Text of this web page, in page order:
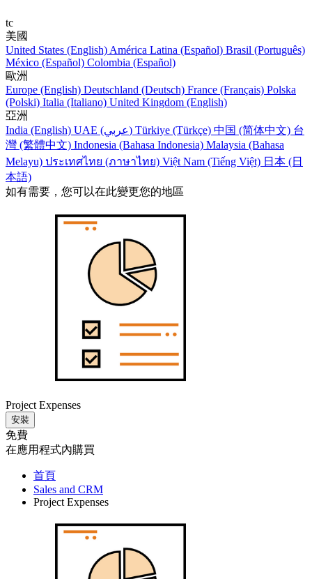
tc
美國
United States (English) América Latina (Español) Brasil (Português)
México (Español) Colombia (Español)
歐洲
Europe (English) Deutschland (Deutsch) France (Français) Polska
(Polski) Italia (Italiano) United Kingdom (English)
亞洲
India (English)
UAE (عربي) Türkiye (Türkçe) 中国 (简体中文) 台
灣 (繁體中文) Indonesia (Bahasa Indonesia) Malaysia (Bahasa
Melayu) ประเทศไทย (ภาษาไทย) Việt Nam (Tiếng Việt) 日本 (日
本語)
如有需要，您可以在此變更您的地區
Project Expenses
安裝
免費
在應用程式內購買
首頁
Sales and CRM
Project Expenses